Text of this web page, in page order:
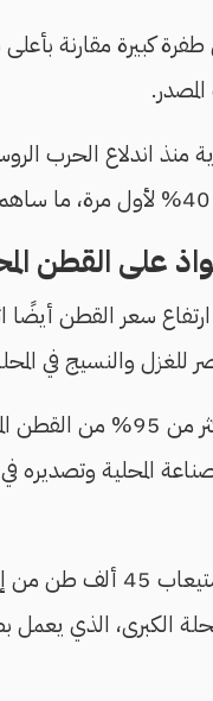
الحرب الروسية الأوكرانية
على القطن
سعر القطن
للغزل والنسيج في
"حتى وقت قريب كنا
المحلية
ويوضح الأخير "من